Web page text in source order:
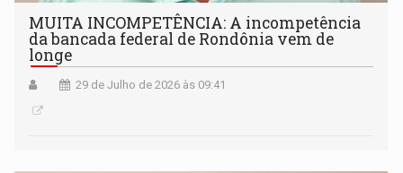
MUITA INCOMPETÊNCIA: A incompetência
da bancada federal de Rondônia vem de
longe
29 de Julho de 2026 às 09:41